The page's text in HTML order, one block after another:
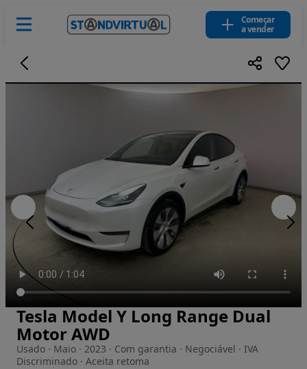
Começar
a vender
Imagem 1 de 22
Tesla Model Y Long Range Dual
Motor AWD
Usado · Maio · 2023 · Com garantia · Negociável · IVA
Discriminado · Aceita retoma